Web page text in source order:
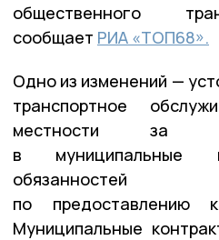
общественного
сообщает РИА «ТОП68».
Одно из изменений —
транспортное
местности за
в муниципальные
обязанностей
по предоставлению
Муниципальные